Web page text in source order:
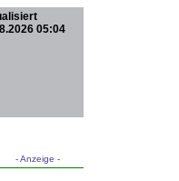
05:04
- Anzeige -